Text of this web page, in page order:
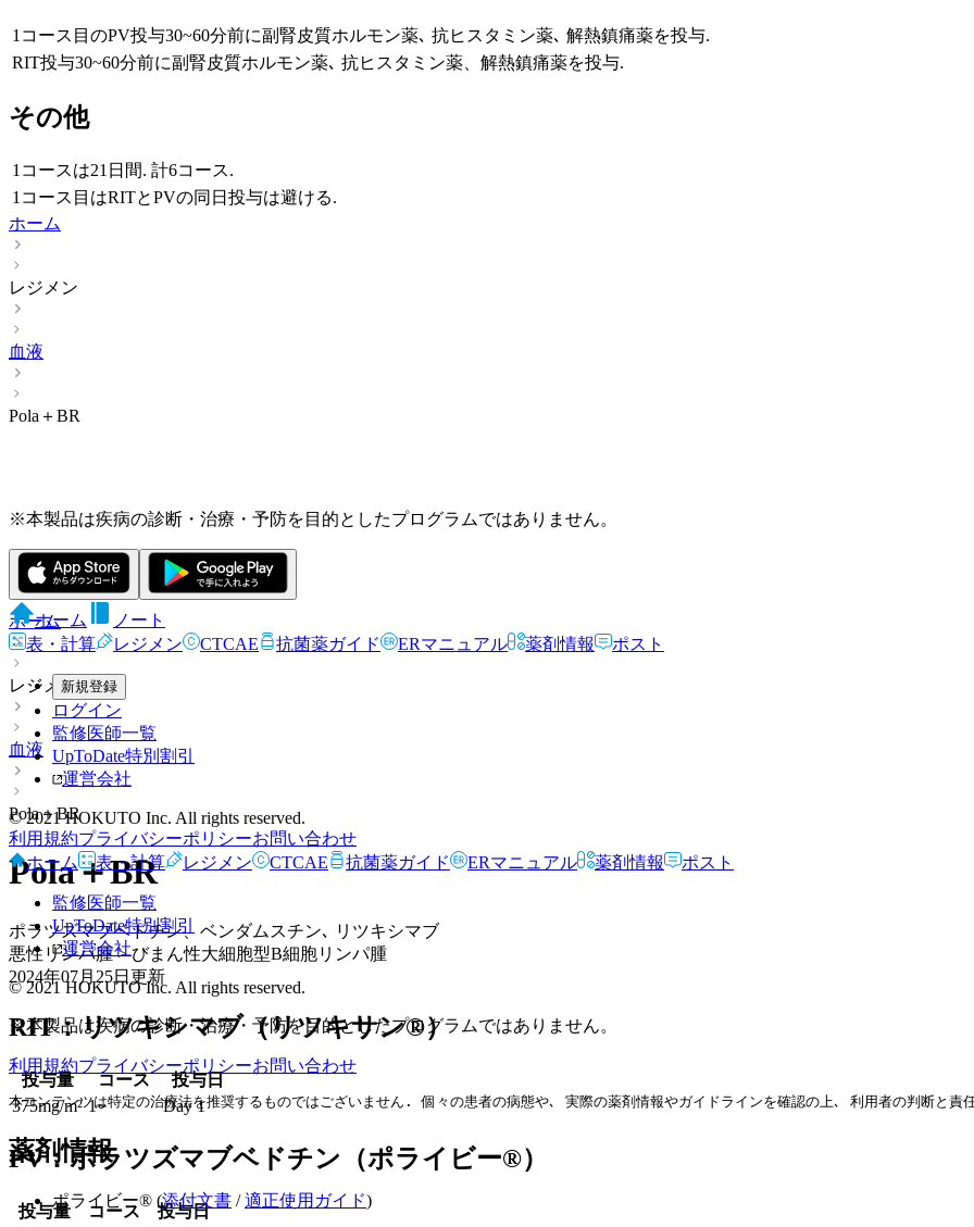
1コース目のPV投与30~60分前に副腎皮質ホルモン薬､ 抗ヒスタミン薬､ 解熱鎮痛薬を投与.
RIT投与30~60分前に副腎皮質ホルモン薬､ 抗ヒスタミン薬、解熱鎮痛薬を投与.
その他
1コースは21日間. 計6コース.
1コース目はRITとPVの同日投与は避ける.
ホーム
レジメン
血液
Pola＋BR
※本製品は疾病の診断・治療・予防を目的としたプログラムではありません。
ホーム
ノート
表・計算
レジメン CTCAE 抗菌薬ガイド ERマニュアル 薬剤情報 ポスト
新規登録
ログイン
監修医師一覧
UpToDate特別割引
運営会社
© 2021 HOKUTO Inc. All rights reserved.
利用規約プライバシーポリシーお問い合わせ
ホーム
表・計算 レジメン CTCAE 抗菌薬ガイド ERマニュアル 薬剤情報 ポスト
監修医師一覧
UpToDate特別割引
運営会社
© 2021 HOKUTO Inc. All rights reserved.
※本製品は疾病の診断・治療・予防を目的としたプログラムではありません。
利用規約プライバシーポリシーお問い合わせ
本コンテンツは特定の治療法を推奨するものではございません. 個々の患者の病態や､ 実際の薬剤情報やガイドラインを確認の上､ 利用者の判断と責
薬剤情報
ポライビー® (添付文書 /適正使用ガイド)
ホーム
レジメン
血液
Pola＋BR
Pola＋BR
ポラツズマブベドチン、ベンダムスチン､ リツキシマブ
悪性リンパ腫 > びまん性大細胞型B細胞リンパ腫
2024年07月25日 更新
RIT：リツキシマブ（リツキサン®）
投与量 コース
投与日
375mg/m² 1~ Day 1
PV：ポラツズマブベドチン（ポライビー®）
投与量 コース
投与日